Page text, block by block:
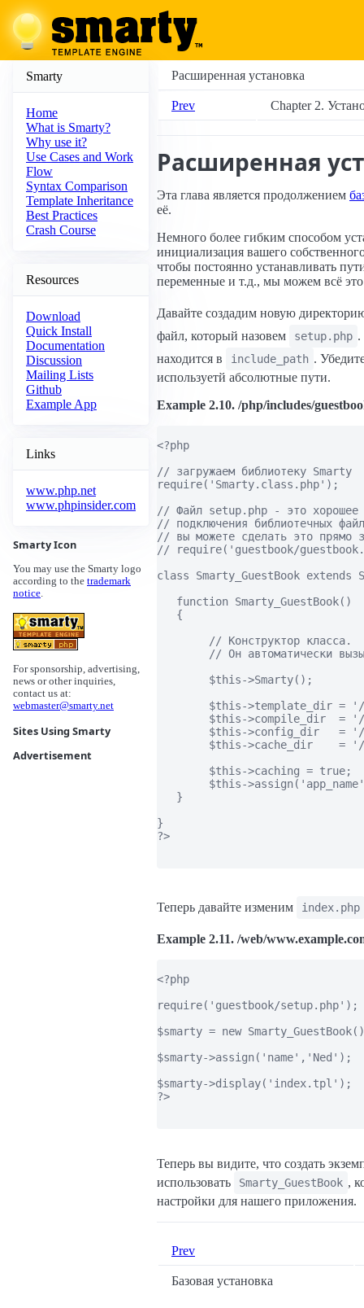
Smarty
Home
What is Smarty?
Why use it?
Use Cases and Work
Flow
Syntax Comparison
Template Inheritance
Best Practices
Crash Course
Resources
Download
Quick Install
Documentation
Discussion
Mailing Lists
Github
Example App
Links
www.php.net
www.phpinsider.com
Smarty Icon
You may use the Smarty logo
according to the trademark
notice.
For sponsorship, advertising,
news or other inquiries,
contact us at:
webmaster@smarty.net
Sites Using Smarty
Advertisement
Расширенная установка
Prev Chapter 2.
Расширенная
Эта глава является продолжением
её.
Немного более гибким способом
инициализация вашего
чтобы постоянно устанавливать
переменные и т.д., мы можем всё это
Давайте создадим новую
файл, который назовем
setup.php .
находится в
include_path .
используетй абсолютные пути.
Example 2.10. /php/includes/
<?php
// загружаем библиотеку Smarty
require('Smarty.class.php');
// Файл setup.php - это хорошее
// подключения библиотечных
// вы можете сделать это прямо
// require('guestbook/
class Smarty_GuestBook extends
   function Smarty_GuestBook()
   {
        // Конструктор класса.
// Он автоматически
        $this->Smarty();
$this->template_dir =
$this->compile_dir  =
$this->config_dir   =
$this->cache_dir    =
        $this->caching = true;
$this-
   }
}
?>
Теперь давайте изменим index.php
Example 2.11. /web/
<?php
require('guestbook/setup.php');
$smarty = new
$smarty->assign('name','Ned');
$smarty->display('index.tpl');
?>
Теперь вы видите, что создать
использовать
Smarty_GuestBook ,
настройки для нашего приложения.
Prev
Базовая установка